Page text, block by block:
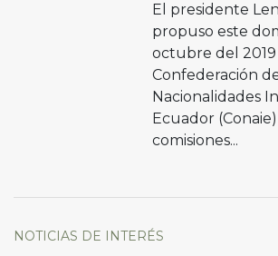
El presidente
propuso este
octubre del 2019
Confederación
Nacionalidades
Ecuador
comisiones...
NOTICIAS DE INTERÉS